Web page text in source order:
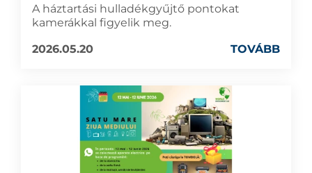
A háztartási hulladékgyűjtő pontokat
kamerákkal figyelik meg.
2026.05.20
TOVÁBB